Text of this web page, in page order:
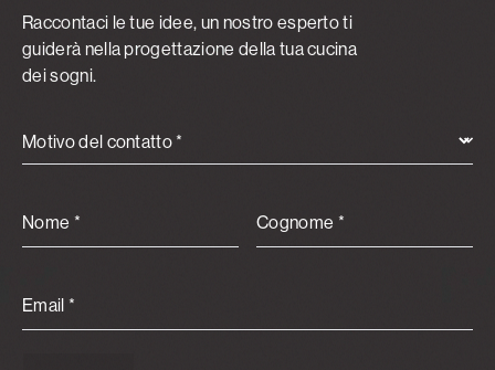
Raccontaci le tue idee, un nostro esperto ti
guiderà nella progettazione della tua cucina
dei sogni.
Motivo del contatto *
Nome * Cognome *
Email *